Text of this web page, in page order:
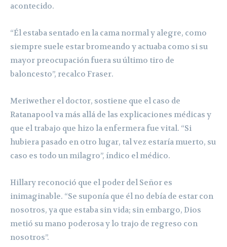
acontecido.
“Él estaba sentado en la cama normal y alegre, como
siempre suele estar bromeando y actuaba como si su
mayor preocupación fuera su último tiro de
baloncesto”, recalco Fraser.
Meriwether el doctor, sostiene que el caso de
Ratanapool va más allá de las explicaciones médicas y
que el trabajo que hizo la enfermera fue vital. “Si
hubiera pasado en otro lugar, tal vez estaría muerto, su
caso es todo un milagro”, índico el médico.
Hillary reconoció que el poder del Señor es
inimaginable. “Se suponía que él no debía de estar con
nosotros, ya que estaba sin vida; sin embargo, Dios
metió su mano poderosa y lo trajo de regreso con
nosotros”.